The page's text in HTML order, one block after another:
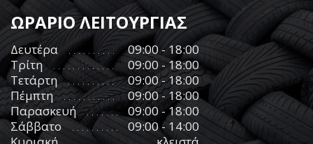
ΩΡΑΡΙΟ ΛΕΙΤΟΥΡΓΙΑΣ
Δευτέρα
09:00 - 18:00
Τρίτη
09:00 - 18:00
Τετάρτη
09:00 - 18:00
Πέμπτη
09:00 - 18:00
Παρασκευή
09:00 - 18:00
Σάββατο
09:00 - 14:00
Κυριακή
κλειστά